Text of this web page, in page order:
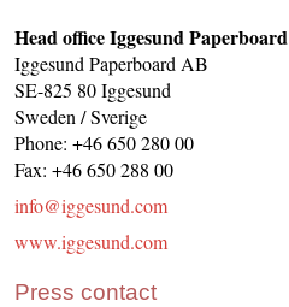
Head office Iggesund Paperboard
Iggesund Paperboard AB
SE-825 80 Iggesund
Sweden / Sverige
Phone: +46 650 280 00
Fax: +46 650 288 00
info@iggesund.com
www.iggesund.com
Press contact